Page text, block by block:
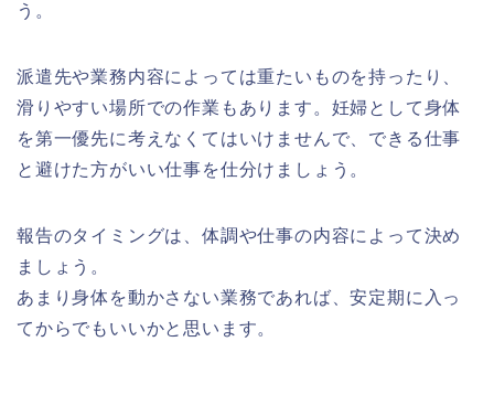
う。
派遣先や業務内容によっては重たいものを持ったり、
滑りやすい場所での作業もあります。妊婦として身体
を第一優先に考えなくてはいけませんで、できる仕事
と避けた方がいい仕事を仕分けましょう。
報告のタイミングは、体調や仕事の内容によって決め
ましょう。
あまり身体を動かさない業務であれば、安定期に入っ
てからでもいいかと思います。